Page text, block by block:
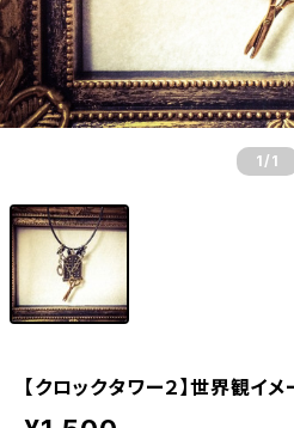
1 /1
【クロックタワー２】世界観イ